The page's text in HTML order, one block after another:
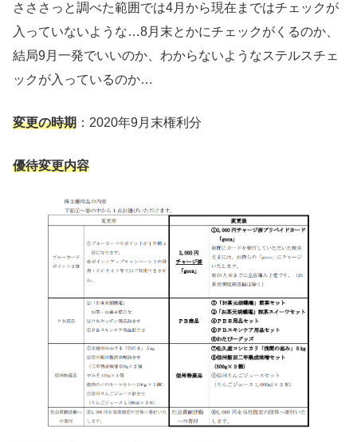
さささっと調べた範囲では4月から現在まではチェックが
入っていないような…8月末とかにチェックがくるのか、
結局9月一発でいいのか、わからないようなステルスチェ
ックが入っているのか…
変更の時期 ：2020年9月末権利分
優待変更内容